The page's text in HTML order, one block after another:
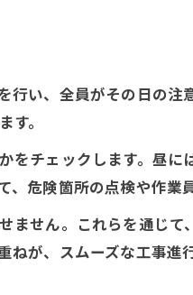
の知識を厳選紹介
必要な知識とは
管理の基礎知識
工管理目線で整理
施工管理の全体像
の流れで把握する
い、全員がその日の注
。
チェックします。昼
危険箇所の点検や作業
せん。これらを通じ
が、スムーズな工事進